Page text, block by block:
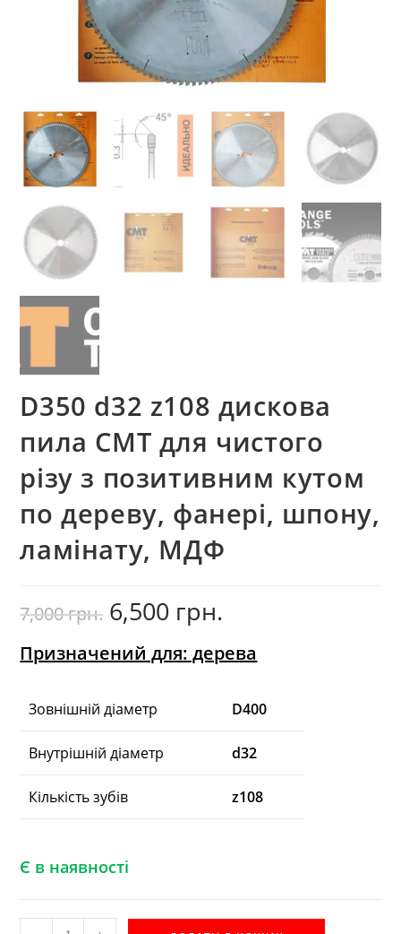
D350 d32 z108 дискова
пила CMT для чистого
різу з позитивним кутом
по дереву, фанері, шпону,
ламінату, МДФ
7,000грн. Оригінальна
ціна:
7,000
грн..
6,500 грн.
Призначений для: дерева
Зовнішній діаметр D400
Внутрішній діаметр d32
Кількість зубів z108
Є в наявності